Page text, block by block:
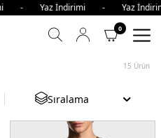
- Yaz İndirimi - Yaz
0
15 Ürün
Sıralama